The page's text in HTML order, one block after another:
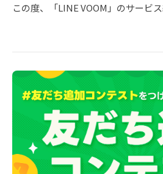
この度、「LINE VOOM」のサービ
これまで本プログラムをご活用いた
ールおよび収益金のお取り扱いにつ
案内申し上げます。 ■ LINE VOOM サービス終了のお知らせ
サービス終了に関する全体告知は、
欄よりご確認ください。 ・タイトル
ビス終了のお知らせ https://voom-
VOOM Creator Program 終了スケジ
付終了： 2026年7月22日（水） ・